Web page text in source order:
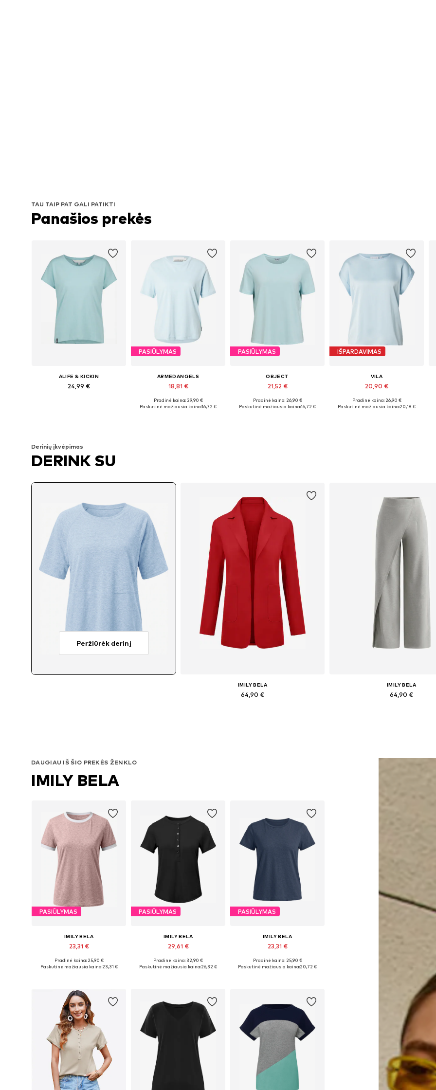
TAU TAIP PAT GALI PATIKTI
Panašios prekės
ALIFE & KICKIN
24,99 €
PASIŪLYMAS
ARMEDANGELS
18,81 €
Galimi dydžiai: XS, M, L, XL, XXL
Pradinė kaina: 29,90 €
Paskutinė mažiausia kaina:16,72 €
PASIŪLYMAS
OBJECT
21,52 €
Galimi dydžiai: XS, S, M, L, XL
Pradinė kaina: 26,90 €
Paskutinė mažiausia kaina:16,72 €
IŠPARDAVIMAS
VILA
20,90 €
Pradinė kaina: 26,90 €
Paskutinė mažiausia kaina:20,18 €
Derinių įkvėpimas
DERINK SU
Peržiūrėk derinį
IMILY BELA
64,90 €
IMILY BELA
64,90 €
DAUGIAU IŠ ŠIO PREKĖS ŽENKLO
IMILY BELA
PASIŪLYMAS
IMILY BELA
23,31 €
Galimi dydžiai: S, M, L, XL, XXL
Pradinė kaina: 25,90 €
Paskutinė mažiausia kaina:23,31 €
PASIŪLYMAS
IMILY BELA
29,61 €
Galimi dydžiai: S, M, L, XL, XXL
Pradinė kaina: 32,90 €
Paskutinė mažiausia kaina:26,32 €
PASIŪLYMAS
IMILY BELA
23,31 €
Galimi dydžiai: S, M, L, XL
Pradinė kaina: 25,90 €
Paskutinė mažiausia kaina:20,72 €